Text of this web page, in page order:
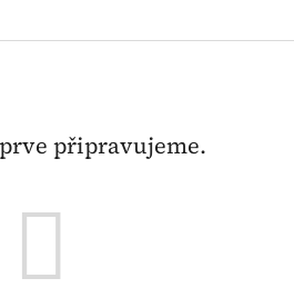
připravujeme.